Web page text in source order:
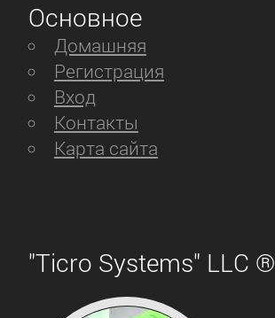
Основное
Домашняя
Регистрация
Вход
Контакты
Карта сайта
"Ticro Systems" LLC ®